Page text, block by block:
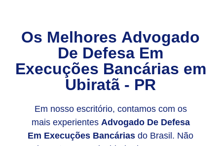
Os Melhores Advogado
De Defesa Em
Execuções Bancárias em
Ubiratã - PR
Em nosso escritório, contamos com os
mais experientes Advogado De Defesa
Em Execuções Bancárias do Brasil. Não